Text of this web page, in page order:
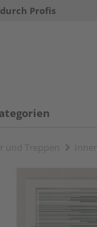
Profis